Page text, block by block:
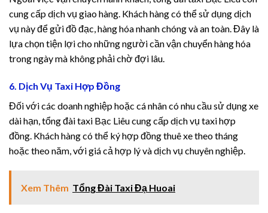
siteleri
siteleri
Panel
cung cấp dịch vụ giao hàng. Khách hàng có thể sử dụng dịch
vụ này để gửi đồ đạc, hàng hóa nhanh chóng và an toàn. Đây là
lựa chọn tiện lợi cho những người cần vận chuyển hàng hóa
trong ngày mà không phải chờ đợi lâu.
6. Dịch Vụ Taxi Hợp Đồng
Đối với các doanh nghiệp hoặc cá nhân có nhu cầu sử dụng xe
dài hạn, tổng đài taxi Bạc Liêu cung cấp dịch vụ taxi hợp
đồng. Khách hàng có thể ký hợp đồng thuê xe theo tháng
hoặc theo năm, với giá cả hợp lý và dịch vụ chuyên nghiệp.
Xem Thêm Tổng Đài Taxi Đạ Huoai